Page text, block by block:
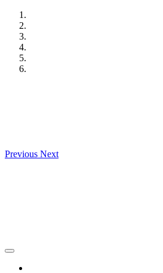
Skip
content
Previous Next